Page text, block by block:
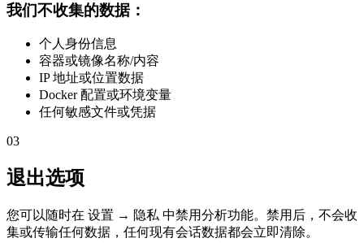
我们不收集的数据：
个人身份信息
容器或镜像名称/内容
IP 地址或位置数据
Docker 配置或环境变量
任何敏感文件或凭据
03
退出选项
您可以随时在 设置 → 隐私 中禁用分析功能。禁用后，不会收
集或传输任何数据，任何现有会话数据都会立即清除。